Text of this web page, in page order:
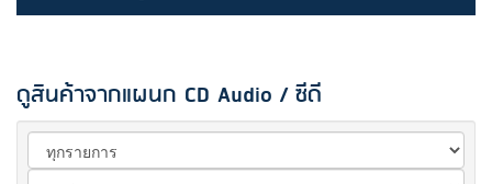
ดูสินค้าจากแผนก CD Audio / ซีดี